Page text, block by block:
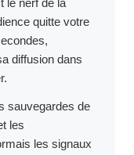
le nerf de la
quitte votre
diffusion dans
sauvegardes de
les
les signaux